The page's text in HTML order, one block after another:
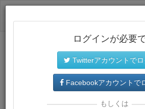
プレミアム会員では、教材がダウンロ
再生環境が提供されます。
ログインが必要
Twitterアカウントで
Facebookアカウントで
もしくは